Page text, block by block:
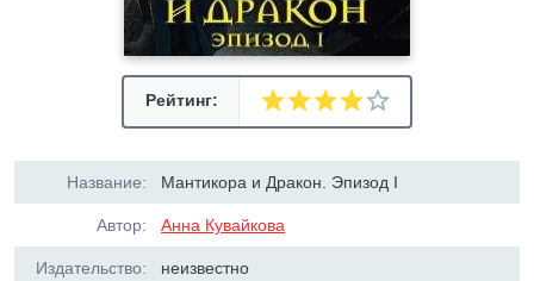
Рейтинг:
Название: Мантикора и Дракон. Эпизод I
Автор: Анна Кувайкова
Издательство: неизвестно